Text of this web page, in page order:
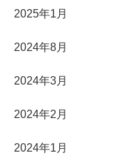
2025年1月
2024年8月
2024年3月
2024年2月
2024年1月